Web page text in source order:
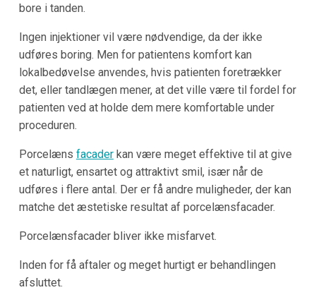
bore i tanden.
Ingen injektioner vil være nødvendige, da der ikke
udføres boring. Men for patientens komfort kan
lokalbedøvelse anvendes, hvis patienten foretrækker
det, eller tandlægen mener, at det ville være til fordel for
patienten ved at holde dem mere komfortable under
proceduren.
Porcelæns facader kan være meget effektive til at give
et naturligt, ensartet og attraktivt smil, især når de
udføres i flere antal. Der er få andre muligheder, der kan
matche det æstetiske resultat af porcelænsfacader.
Porcelænsfacader bliver ikke misfarvet.
Inden for få aftaler og meget hurtigt er behandlingen
afsluttet.